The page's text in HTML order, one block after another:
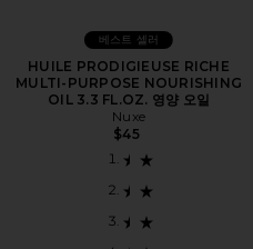
베스트 셀러
HUILE PRODIGIEUSE RICHE
MULTI-PURPOSE NOURISHING
OIL 3.3 FL.OZ. 영양 오일
Nuxe
$45